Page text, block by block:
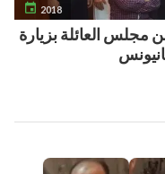
2018

مجلس العائلة بزيارة